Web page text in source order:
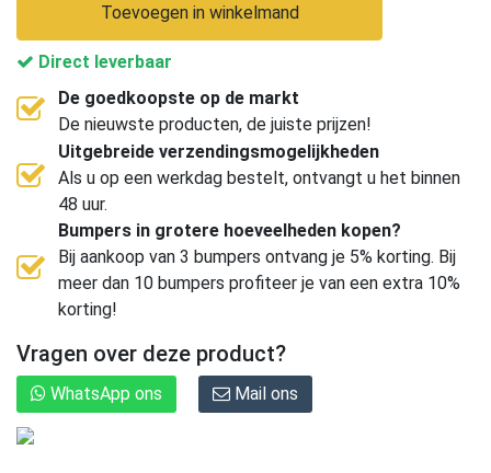
Toevoegen in winkelmand
Direct leverbaar
De goedkoopste op de markt
De nieuwste producten, de juiste prijzen!
Uitgebreide verzendingsmogelijkheden
Als u op een werkdag bestelt, ontvangt u het binnen
48 uur.
Bumpers in grotere hoeveelheden kopen?
Bij aankoop van 3 bumpers ontvang je 5% korting. Bij
meer dan 10 bumpers profiteer je van een extra 10%
korting!
Vragen over deze product?
WhatsApp ons Mail ons